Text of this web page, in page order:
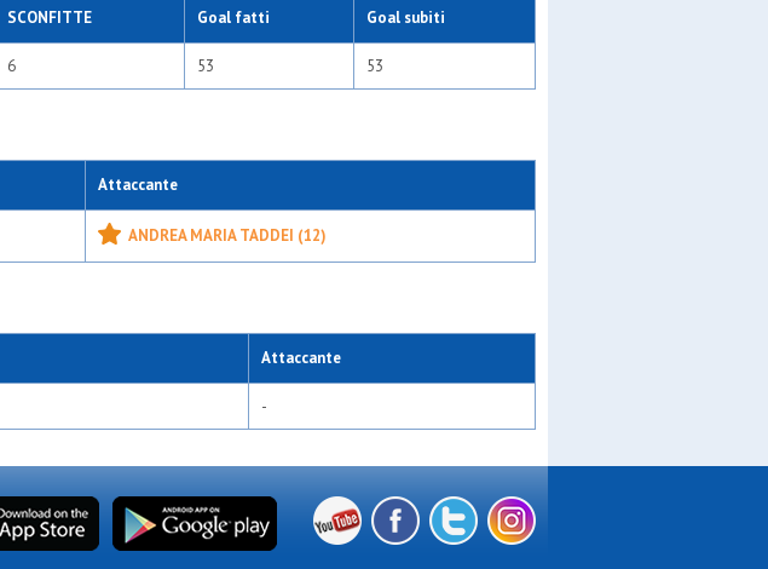
SCONFITTE Goal fatti Goal subiti
6 53 53
Attaccante
ANDREA MARIA TADDEI (12)
Attaccante
-